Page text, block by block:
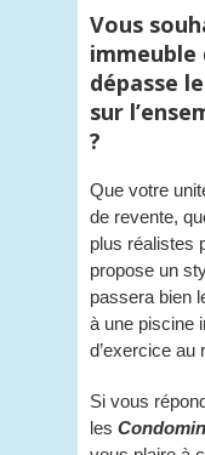
Vous
immeuble
dépasse
sur
?
Que votre
de revente,
plus réalistes
propose un
passera bien
à une piscine
d’exercice au
Si vous
les